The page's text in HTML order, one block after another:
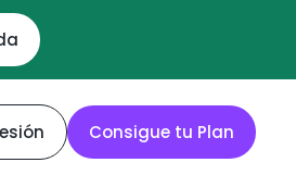
Consigue tu Plan